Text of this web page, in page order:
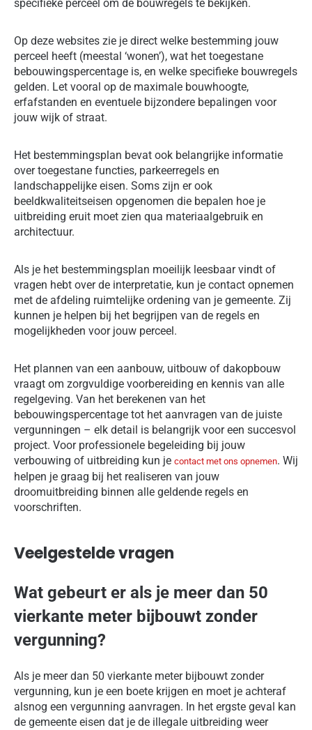
specifieke perceel om de bouwregels te bekijken.
Op deze websites zie je direct welke bestemming jouw
perceel heeft (meestal ‘wonen’), wat het toegestane
bebouwingspercentage is, en welke specifieke bouwregels
gelden. Let vooral op de maximale bouwhoogte,
erfafstanden en eventuele bijzondere bepalingen voor
jouw wijk of straat.
Het bestemmingsplan bevat ook belangrijke informatie
over toegestane functies, parkeerregels en
landschappelijke eisen. Soms zijn er ook
beeldkwaliteitseisen opgenomen die bepalen hoe je
uitbreiding eruit moet zien qua materiaalgebruik en
architectuur.
Als je het bestemmingsplan moeilijk leesbaar vindt of
vragen hebt over de interpretatie, kun je contact opnemen
met de afdeling ruimtelijke ordening van je gemeente. Zij
kunnen je helpen bij het begrijpen van de regels en
mogelijkheden voor jouw perceel.
Het plannen van een aanbouw, uitbouw of dakopbouw
vraagt om zorgvuldige voorbereiding en kennis van alle
regelgeving. Van het berekenen van het
bebouwingspercentage tot het aanvragen van de juiste
vergunningen – elk detail is belangrijk voor een succesvol
project. Voor professionele begeleiding bij jouw
verbouwing of uitbreiding kun je contact met ons opnemen. Wij
helpen je graag bij het realiseren van jouw
droomuitbreiding binnen alle geldende regels en
voorschriften.
Veelgestelde vragen
Wat gebeurt er als je meer dan 50
vierkante meter bijbouwt zonder
vergunning?
Als je meer dan 50 vierkante meter bijbouwt zonder
vergunning, kun je een boete krijgen en moet je achteraf
alsnog een vergunning aanvragen. In het ergste geval kan
de gemeente eisen dat je de illegale uitbreiding weer